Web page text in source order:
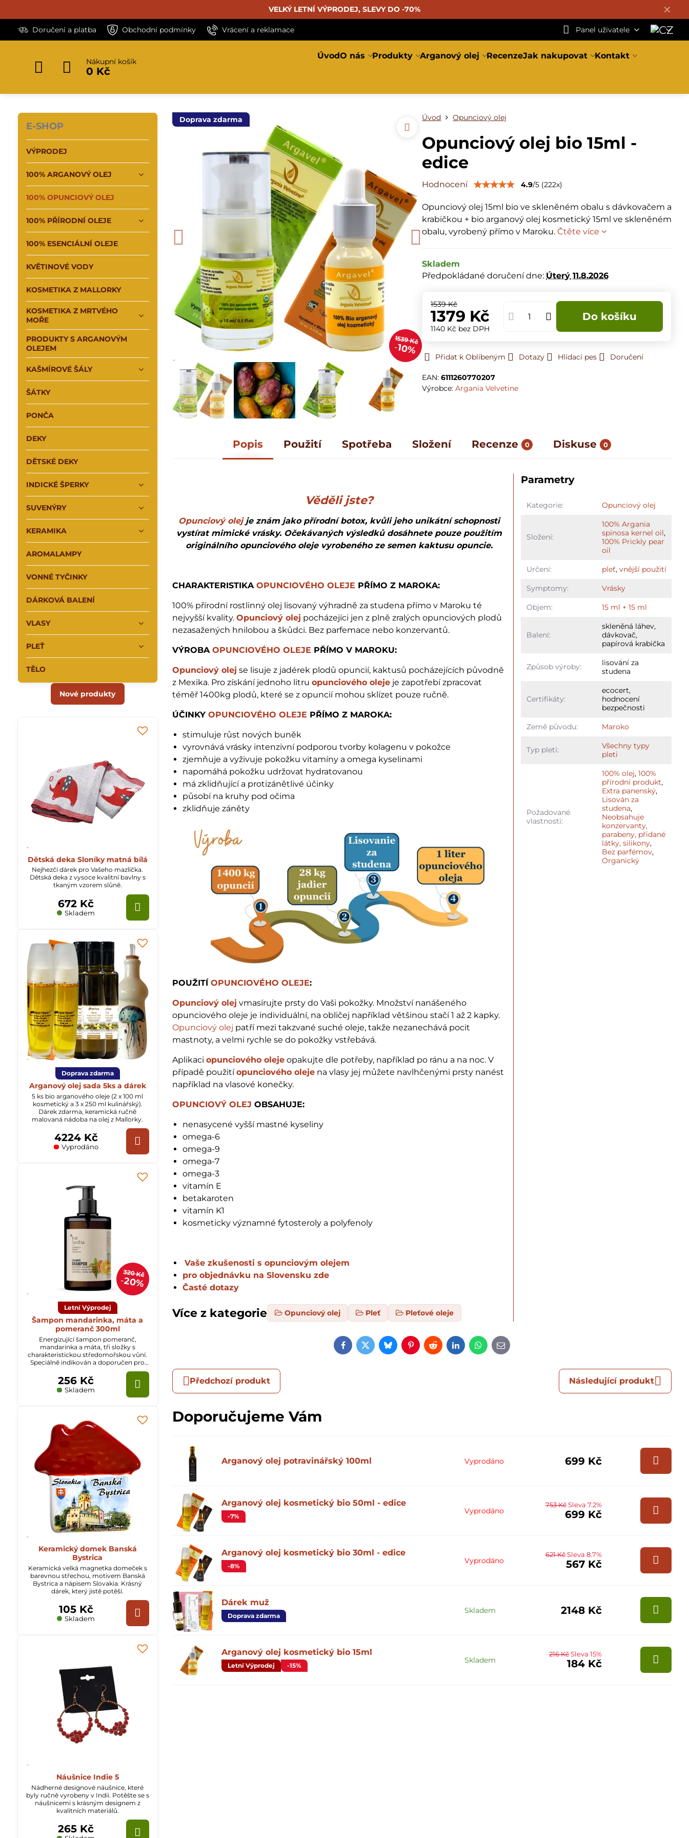
✕
VELKÝ LETNÍ VÝPRODEJ, SLEVY DO -70%
Doručení a platba Obchodní podmínky Vrácení a reklamace Panel uživatele
Nákupní košík
0 Kč
ÚvodO nás Produkty Arganový olej RecenzeJak nakupovat Kontakt
Doprava zdarma
1539 Kč
10%
Úvod Opunciový olej
Opunciový olej bio 15ml -
edice
Hodnocení 4.9/5 (222x)
Opunciový olej 15ml bio ve skleněném obalu s dávkovačem a
krabičkou + bio arganový olej kosmetický 15ml ve skleněném
obalu, vyrobený přímo v Maroku.Čtěte více
Skladem
Předpokládané doručení dne: Úterý 11.8.2026
1539 Kč
1379 Kč
1140 Kč bez DPH
Do košíku
Přidat k Oblíbeným Dotazy Hlídací pes Doručení
EAN:6111260770207
Výrobce:Argania Velvetine
Popis Použití Spotřeba Složení Recenze 0 Diskuse 0
Věděli jste?
Opunciový olejje znám jako přírodní botox, kvůli jeho unikátní schopnosti
vystírat mimické vrásky. Očekávaných výsledků dosáhnete pouze použitím
originálního opunciového oleje vyrobeného ze semen kaktusu opuncie.
CHARAKTERISTIKAOPUNCIOVÉHO OLEJE PŘÍMO Z MAROKA:
100% přírodní rostlinný olej lisovaný výhradně za studena přímo v Maroku té
nejvyšší kvality.Opunciový olej pocházejíci jen z plně zralých opunciových plodů
nezasažených hnilobou a škůdci. Bez parfemace nebo konzervantů.
VÝROBAOPUNCIOVÉHO OLEJE PŘÍMO V MAROKU:
Opunciový olej se lisuje z jadérek plodů opuncií, kaktusů pocházejících původně
z Mexika. Pro získání jednoho litruopunciového oleje je zapotřebí zpracovat
téměř 1400kg plodů, které se z opuncií mohou sklízet pouze ručně.
ÚČINKYOPUNCIOVÉHO OLEJE PŘÍMO Z MAROKA:
stimuluje růst nových buněk
vyrovnává vrásky intenzivní podporou tvorby kolagenu v pokožce
zjemňuje a vyživuje pokožku vitamíny a omega kyselinami
napomáhá pokožku udržovat hydratovanou
má zklidňující a protizánětlivé účinky
působí na kruhy pod očima
zklidňuje záněty
POUŽITÍOPUNCIOVÉHO OLEJE:
Opunciový olej vmasírujte prsty do Vaši pokožky. Množství nanášeného
opunciového oleje je individuální, na obličej například většinou stačí 1 až 2 kapky.
Opunciový olej patří mezi takzvané suché oleje, takže nezanechává pocit
mastnoty, a velmi rychle se do pokožky vstřebává.
Aplikaciopunciového oleje opakujte dle potřeby, například po ránu a na noc. V
případě použitíopunciového oleje na vlasy jej můžete navlhčenými prsty nanést
například na vlasové konečky.
OPUNCIOVÝ OLEJ OBSAHUJE:
nenasycené vyšší mastné kyseliny
omega-6
omega-9
omega-7
omega-3
vitamín E
betakaroten
vitamín K1
kosmeticky významné fytosteroly a polyfenoly
Vaše zkušenosti s opunciovým olejem
pro objednávku na Slovensku zde
Časté dotazy
Více z kategorie Opunciový olej Pleť Pleťové oleje
Parametry
Kategorie: Opunciový olej
Složení:
100% Argania
spinosa kernel oil,
100% Prickly pear
oil
Určení: pleť, vnější použití
Symptomy: Vrásky
Objem: 15 ml + 15 ml
Balení:
skleněná láhev,
dávkovač,
papírová krabička
Způsob výroby:
lisování za
studena
Certifikáty:
ecocert,
hodnocení
bezpečnosti
Země původu: Maroko
Typ pleti:
Všechny typy
pleti
Požadované
vlastnosti:
100% olej, 100%
přírodní produkt,
Extra panenský,
Lisován za
studena,
Neobsahuje
konzervanty,
parabeny, přidané
látky, silikony,
Bez parfémov,
Organický
Facebook
TwitterBlueskyPinterest
RedditLinkedInWhatsApp
E-
mail
Předchozí produkt Následující produkt
Doporučujeme Vám
Arganový olej potravinářský 100ml Vyprodáno 699 Kč
Arganový olej kosmetický bio 50ml - edice
-7%
Vyprodáno 699 Kč
753 KčSleva 7.2%
Arganový olej kosmetický bio 30ml - edice
-8%
Vyprodáno 567 Kč
621 KčSleva 8.7%
Dárek muž
Doprava zdarma
Skladem 2148 Kč
Arganový olej kosmetický bio 15ml
Letní Výprodej -15%
Skladem 184 Kč
216 KčSleva 15%
E-SHOP
VÝPRODEJ
100% ARGANOVÝ OLEJ
100% OPUNCIOVÝ OLEJ
100% PŘÍRODNÍ OLEJE
100% ESENCIÁLNÍ OLEJE
KVĚTINOVÉ VODY
KOSMETIKA Z MALLORKY
KOSMETIKA Z MRTVÉHO
MOŘE
PRODUKTY S ARGANOVÝM
OLEJEM
KAŠMÍROVÉ ŠÁLY
ŠÁTKY
PONČA
DEKY
DĚTSKÉ DEKY
INDICKÉ ŠPERKY
SUVENÝRY
KERAMIKA
AROMALAMPY
VONNÉ TYČINKY
DÁRKOVÁ BALENÍ
VLASY
PLEŤ
TĚLO
Nové produkty
Dětská deka Sloníky matná bílá
Nejhezčí dárek pro Vašeho mazlíčka.
Dětská deka z vysoce kvalitní bavlny s
tkaným vzorem slůně.
Skladem
672 Kč
Doprava zdarma
Arganový olej sada 5ks a dárek
5 ks bio arganového oleje (2 x 100 ml
kosmetický a 3 x 250 ml kulinářský).
Dárek zdarma, keramická ručně
malovaná nádoba na olej z Mallorky.
Vyprodáno
4224 Kč
320 Kč
20%
Letní Výprodej
Šampon mandarinka, máta a
pomeranč 300ml
Energizující šampon pomeranč,
mandarinka a máta, tři složky s
charakteristickou středomořskou vůní.
Speciálně indikován a doporučen pro
Skladem
256 Kč
Keramický domek Banská
Bystrica
Keramická velká magnetka domeček s
barevnou střechou, motivem Banská
Bystrica a nápisem Slovakia. Krásný
dárek, který jistě potěší.
Skladem
105 Kč
Náušnice Indie 5
Nádherné designové náušnice, které
byly ručně vyrobeny v Indii. Potěšte se s
náušnicemi s krásným designem z
kvalitních materiálů.
265 Kč